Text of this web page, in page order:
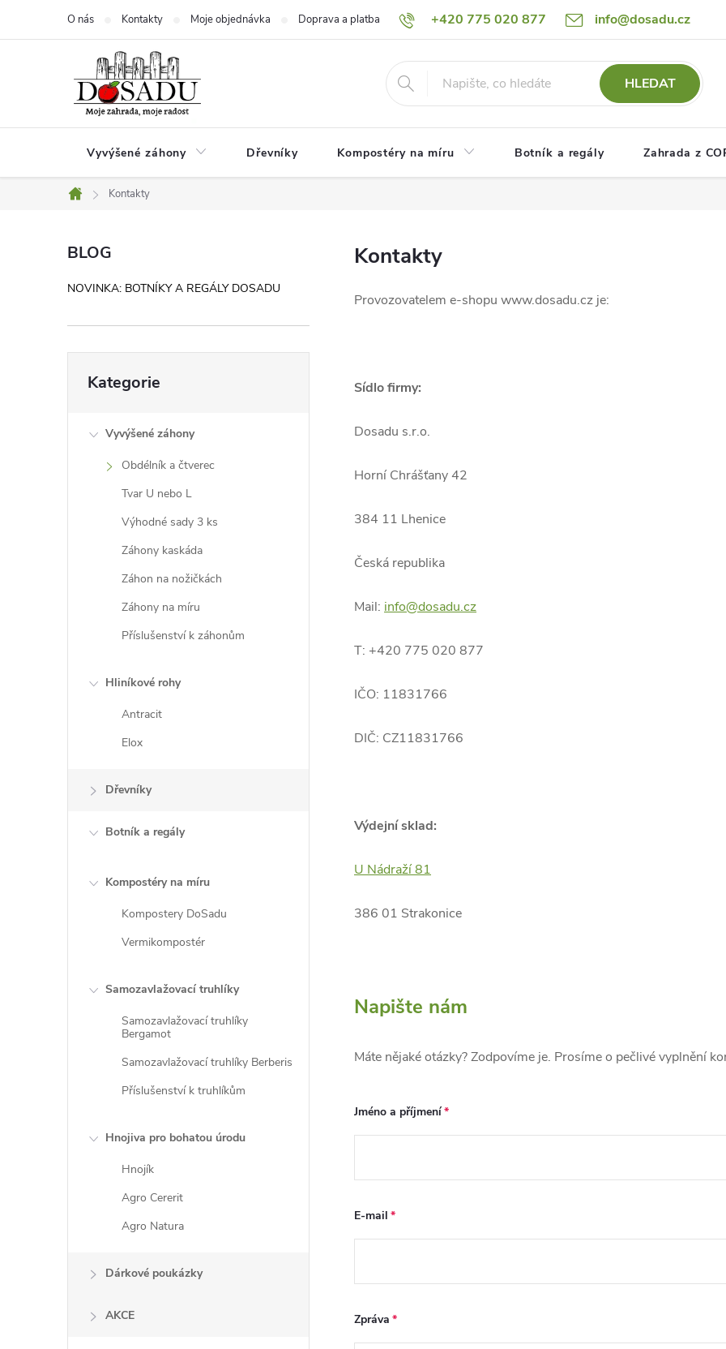
+420 775 020 877 info@dosadu.cz
O nás Kontakty Moje objednávka Doprava a platba Reklamace a vrácení zboží Blog Fotogalerie Návody
HLEDAT
Vyvýšené záhony Dřevníky Kompostéry na míru Botník a regály Zahrada z
Domů
Kontakty
P
s
t
BLOG
NOVINKA: BOTNÍKY A REGÁLY DOSADU
kategorie
Kategorie
Vyvýšené záhony
Obdélník a čtverec
Tvar U nebo L
Výhodné sady 3 ks
Záhony kaskáda
Záhon na nožičkách
Záhony na míru
Příslušenství k záhonům
Hliníkové rohy
Antracit
Elox
Dřevníky
Botník a regály
Kompostéry na míru
Kompostery DoSadu
Vermikompostér
Samozavlažovací truhlíky
Samozavlažovací truhlíky
Bergamot
Samozavlažovací truhlíky Berberis
Příslušenství k truhlíkům
Hnojiva pro bohatou úrodu
Hnojík
Agro Cererit
Agro Natura
Dárkové poukázky
AKCE
Kontakty
Provozovatelem e-shopu www.dosadu.cz je:
Sídlo firmy:
Dosadu s.r.o.
Horní Chrášťany 42
384 11 Lhenice
Česká republika
Mail: info@dosadu.cz
T: +420 775 020 877
IČO: 11831766
DIČ: CZ11831766
Výdejní sklad:
U Nádraží 81
386 01 Strakonice
Napište nám
Máte nějaké otázky? Zodpovíme je. Prosíme o pečlivé vyplnění
Jméno a příjmení
E-mail
Zpráva